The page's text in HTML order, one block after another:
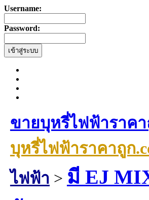
Username:
Password:
ขายบุหรี่ไฟฟ้าราค
บุหรี่ไฟฟ้าราคาถูก
ไฟฟ้า > มี EJ